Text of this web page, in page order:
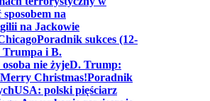
na
na Jackowie
Poradnik sukces (12-
Trumpa i B.
nie żyjeD. Trump:
Merry Christmas!Poradnik
USA: polski pięściarz